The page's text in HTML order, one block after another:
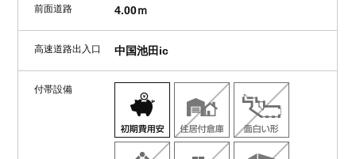
前面道路 4.00ｍ
高速道路出入口 中国池田ic
付帯設備